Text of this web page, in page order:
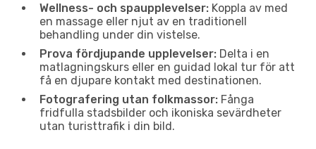
Wellness- och spaupplevelser: Koppla av med
en massage eller njut av en traditionell
behandling under din vistelse.
Prova fördjupande upplevelser: Delta i en
matlagningskurs eller en guidad lokal tur för att
få en djupare kontakt med destinationen.
Fotografering utan folkmassor: Fånga
fridfulla stadsbilder och ikoniska sevärdheter
utan turisttrafik i din bild.